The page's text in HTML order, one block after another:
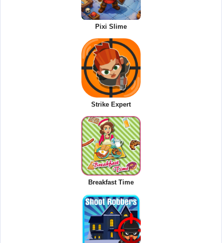
Pixi Slime
Strike Expert
Breakfast Time